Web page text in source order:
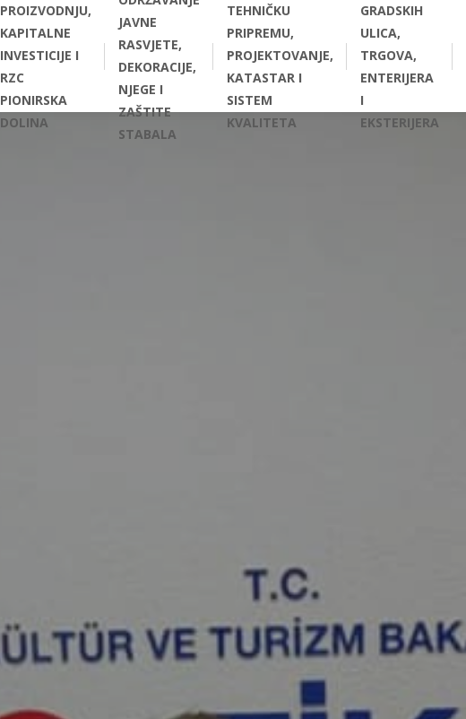
PROIZVODNJU,
KAPITALNE
INVESTICIJE I
RZC
PIONIRSKA
DOLINA
JAVNE
RASVJETE,
DEKORACIJE,
NJEGE I
ZAŠTITE
STABALA
TEHNIČKU
PRIPREMU,
PROJEKTOVANJE,
KATASTAR I
SISTEM
KVALITETA
GRADSKIH
ULICA,
TRGOVA,
ENTERIJERA
I
EKSTERIJERA